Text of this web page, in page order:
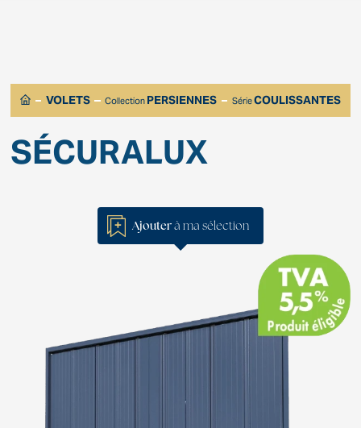
VOLETS Collection PERSIENNES SérieCOULISSANTES
SÉCURALUX
Ajouterà ma sélection